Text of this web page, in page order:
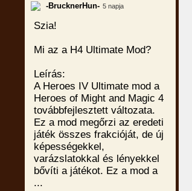
-BrucknerHun- 5 napja
Szia!
Mi az a H4 Ultimate Mod?
Leírás:
A Heroes IV Ultimate mod a
Heroes of Might and Magic 4
továbbfejlesztett változata.
Ez a mod megőrzi az eredeti
játék összes frakcióját, de új
képességekkel,
varázslatokkal és lényekkel
bővíti a játékot. Ez a mod a
...